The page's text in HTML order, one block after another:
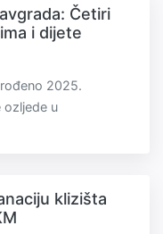
Četiri
i dijete
2025.
ozljede u
klizišta